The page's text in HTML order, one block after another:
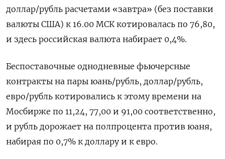
доллар/рубль ​расчетами «завтра» (без поставки
валюты США) к 16.00 МСК ​котировалась по 76,80,
⁠и здесь российская валюта набирает 0,4%.
Беспоставочные однодневные фьючерсные
контракты на пары юань/рубль, доллар/рубль,
евро/рубль котировались к ‌этому времени на
Мосбирже по 11,24, 77,00 и 91,00 ‌соответственно,
и рубль дорожает на полпроцента против юаня,
набирая по 0,7% к доллару и к евро.